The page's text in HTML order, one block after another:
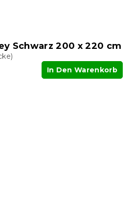
Schwarz 200 x 220 cm
In Den Warenkorb